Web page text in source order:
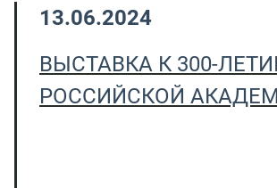
13.06.2024
ВЫСТАВКА К 300-
РОССИЙСКОЙ